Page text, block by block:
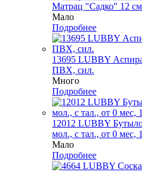
Матрац "Садко" 12 см
Мало
Подробнее
13695 LUBBY
ПВХ, сил.
Много
Подробнее
12012 LUBBY
мол., с тал., от 0 мес,
Мало
Подробнее